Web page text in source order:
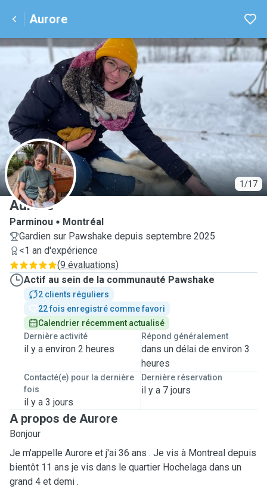
Aurore
1/17
A
Aurore
Parminou
Montréal
Gardien sur Pawshake depuis septembre 2025
<1 an d'expérience
(9 évaluations)
Actif au sein de la communauté Pawshake
2 clients réguliers
22 fois enregistré comme favori
Calendrier récemment actualisé
Dernière activité
il y a environ 2 heures
Répond généralement
dans un délai de environ 3
heures
Contacté(e) pour la dernière
fois
il y a 3 jours
Dernière réservation
il y a 7 jours
A propos de Aurore
Bonjour
Je m'appelle Aurore et j'ai 36 ans . Je vis à Montreal depuis
bientôt 11 ans je vis dans le quartier Hochelaga dans un
grand 4 et demi .